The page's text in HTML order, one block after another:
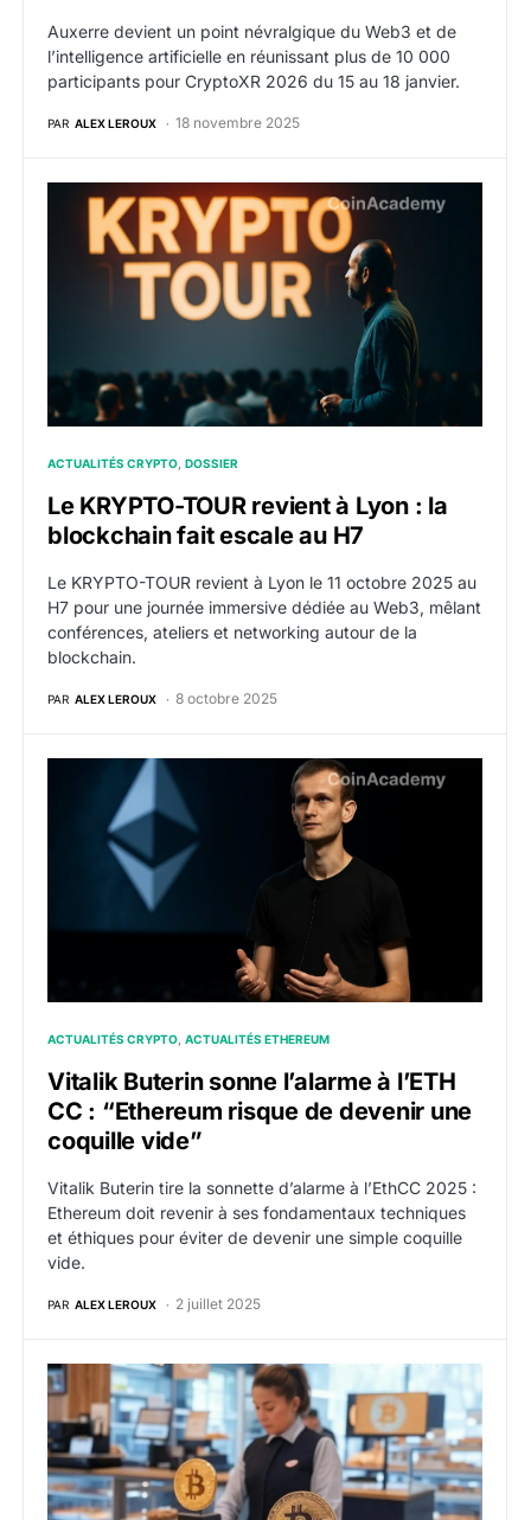
Auxerre devient un point névralgique du Web3 et de
l’intelligence artificielle en réunissant plus de 10 000
participants pour CryptoXR 2026 du 15 au 18 janvier.
PAR ALEX LEROUX 18 novembre 2025
Le KRYPTO-TOUR revient à Lyon : la blockchain fait
ACTUALITÉS CRYPTO DOSSIER
Le KRYPTO-TOUR revient à Lyon : la
blockchain fait escale au H7
Le KRYPTO-TOUR revient à Lyon le 11 octobre 2025 au
H7 pour une journée immersive dédiée au Web3, mêlant
conférences, ateliers et networking autour de la
blockchain.
PAR ALEX LEROUX 8 octobre 2025
Vitalik Buterin sonne l’alarme à l’ETH CC :
ACTUALITÉS CRYPTO ACTUALITÉS ETHEREUM
Vitalik Buterin sonne l’alarme à l’ETH
CC : “Ethereum risque de devenir une
coquille vide”
Vitalik Buterin tire la sonnette d’alarme à l’EthCC 2025 :
Ethereum doit revenir à ses fondamentaux techniques
et éthiques pour éviter de devenir une simple coquille
vide.
PAR ALEX LEROUX 2 juillet 2025
Auxerre devient un laboratoire pour l’adoption du